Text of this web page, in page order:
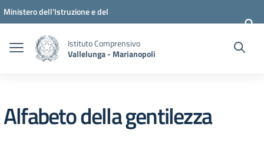
Vai ai contenuti
Vai al menu di navigazione
Vai al footer
Ministero dell'Istruzione e del
Istituto Comprensivo
Vallelunga - Marianopoli
Alfabeto della gentilezza